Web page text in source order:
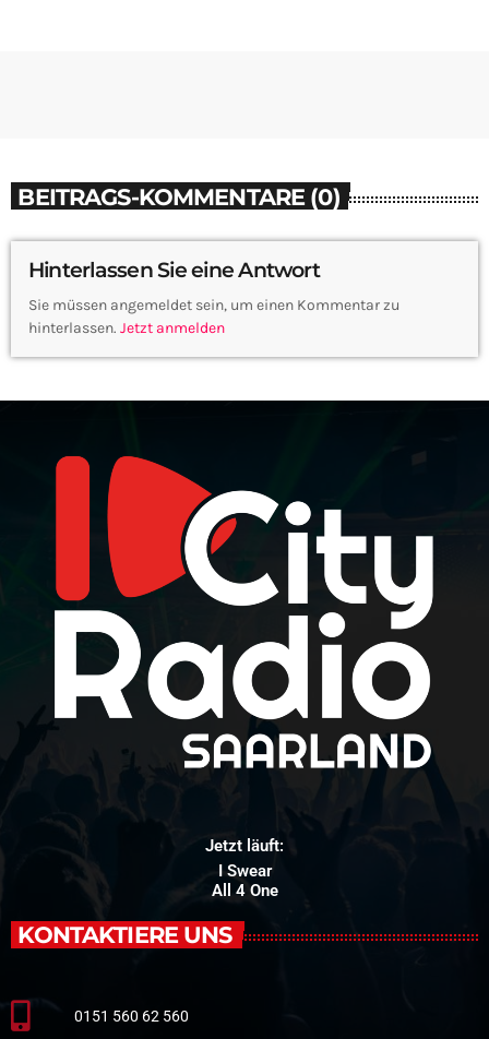
BEITRAGS-KOMMENTARE (0)
Hinterlassen Sie eine Antwort
Sie müssen angemeldet sein, um einen Kommentar zu
hinterlassen. Jetzt anmelden
Jetzt läuft:
I Swear
All 4 One
KONTAKTIERE UNS
0151 560 62 560